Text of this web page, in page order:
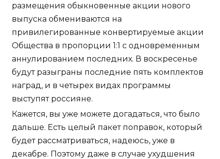
размещения обыкновенные акции нового
выпуска обмениваются на
привилегированные конвертируемые акции
Общества в пропорции 1:1 с одновременным
аннулированием последних. В воскресенье
будут разыграны последние пять комплектов
наград, и в четырех видах программы
выступят россияне.
Кажется, вы уже можете догадаться, что было
дальше. Есть целый пакет поправок, который
будет рассматриваться, надеюсь, уже в
декабре. Поэтому даже в случае ухудшения